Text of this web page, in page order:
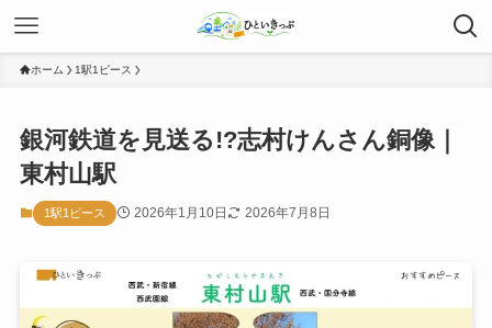
ホーム 1駅1ピース
銀河鉄道を見送る!?志村けんさん銅像｜
東村山駅
1駅1ピース 2026年1月10日 2026年7月8日